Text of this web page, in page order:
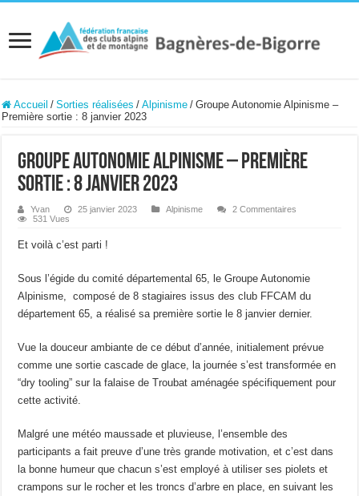
Accueil / Sorties réalisées / Alpinisme / Groupe Autonomie Alpinisme –
Première sortie : 8 janvier 2023
Groupe Autonomie Alpinisme – Première
sortie : 8 janvier 2023
Yvan 25 janvier 2023 Alpinisme
2 Commentaires
531 Vues
Et voilà c’est parti !
Sous l’égide du comité départemental 65, le Groupe Autonomie
Alpinisme, composé de 8 stagiaires issus des club FFCAM du
département 65, a réalisé sa première sortie le 8 janvier dernier.
Vue la douceur ambiante de ce début d’année, initialement prévue
comme une sortie cascade de glace, la journée s’est transformée en
“dry tooling” sur la falaise de Troubat aménagée spécifiquement pour
cette activité.
Malgré une météo maussade et pluvieuse, l’ensemble des
participants a fait preuve d’une très grande motivation, et c’est dans
la bonne humeur que chacun s’est employé à utiliser ses piolets et
crampons sur le rocher et les troncs d’arbre en place, en suivant les